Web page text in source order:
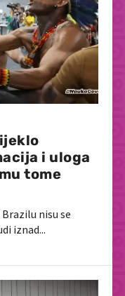
i uloga
tome
Brazilu nisu se
iznad...